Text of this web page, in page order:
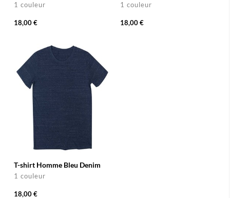
1 couleur
18,00 €
1 couleur
18,00 €
T-shirt Homme Bleu Denim
1 couleur
18,00 €